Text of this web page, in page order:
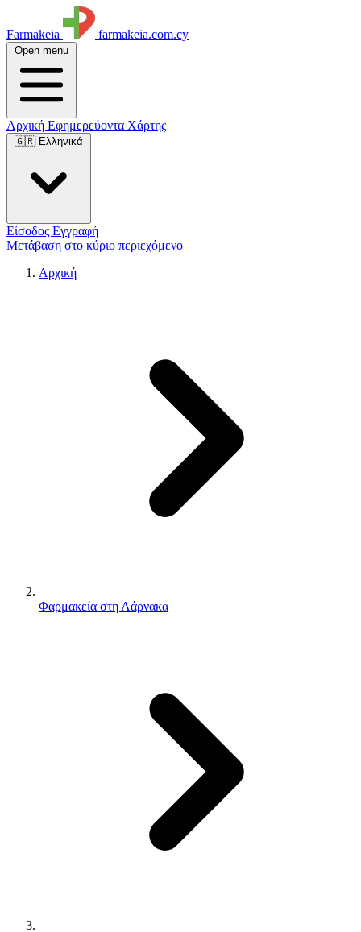
Farmakeia farmakeia.com.cy
Open menu
Αρχική Εφημερεύοντα Χάρτης
🇬🇷 Ελληνικά
Είσοδος Εγγραφή
Μετάβαση στο κύριο περιεχόμενο
Αρχική
Φαρμακεία στη Λάρνακα